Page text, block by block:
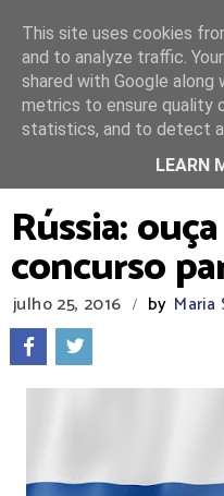
TRENDING
Rússia:
concurso
julho 25, 2016 / by Maria
This site uses cookies
and to analyze traffic.
shared with Google
metrics to ensure quality
statistics, and to detect
LEARN